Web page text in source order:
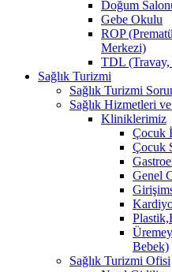
Doğum
Gebe Okulu
ROP
Merkezi)
TDL (Travay,
Sağlık Turizmi
Sağlık Turizmi
Sağlık Hizmetleri
Kliniklerimiz
Çocuk
Çocuk
Genel
Bebek)
Sağlık Turizmi Ofisi